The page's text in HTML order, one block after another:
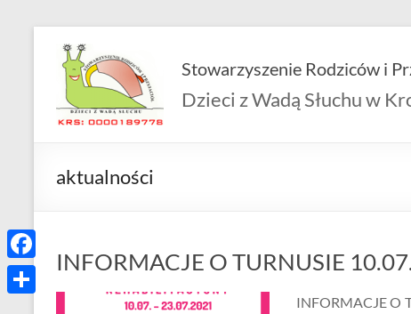
content
Stowarzyszenie Rodziców i
Dzieci z Wadą Słuchu w
aktualności
INFORMACJE O TURNUSIE
INFORMACJE O
F